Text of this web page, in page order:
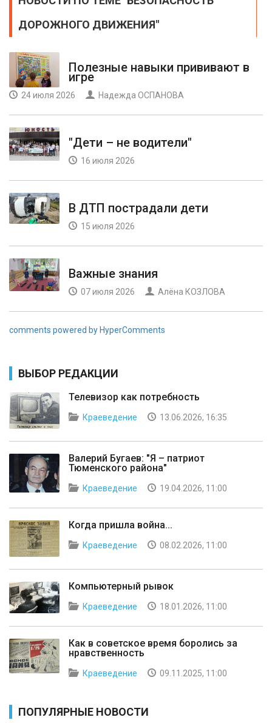
ДОРОЖНОГО ДВИЖЕНИЯ"
Полезные навыки прививают в
игре
24 июля 2026 Надежда ОСПАНОВА
"Дети – не водители"
16 июля 2026
В ДТП пострадали дети
15 июля 2026
Важные знания
07 июля 2026 Алёна КОЗЛОВА
comments powered by HyperComments
ВЫБОР РЕДАКЦИИ
Телевизор как потребность
Краеведение 13.06.2026, 16:35
Валерий Бугаев: "Я – патриот
Тюменского района"
Краеведение 19.04.2026, 11:00
Когда пришла война...
Краеведение 08.02.2026, 11:00
Компьютерный рывок
Краеведение 18.01.2026, 11:00
Как в советское время боролись за
нравственность
Краеведение 09.11.2025, 11:00
ПОПУЛЯРНЫЕ НОВОСТИ